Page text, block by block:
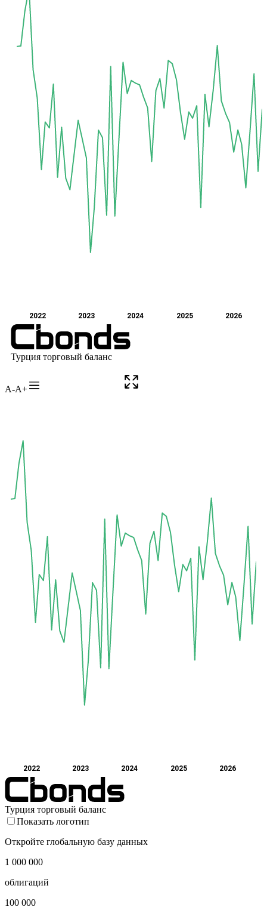
A-A+
2022 2023 2024 2025 2026
Турция торговый баланс
Показать логотип
Откройте глобальную базу данных
1 000 000
облигаций
100 000